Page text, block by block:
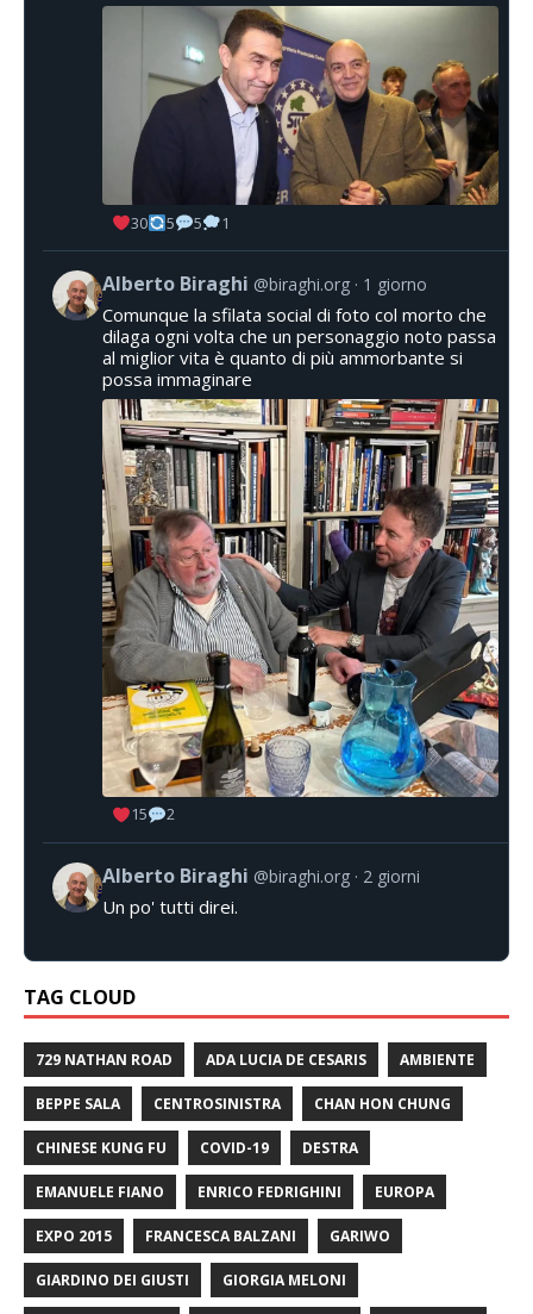
30 5 5 1
Alberto Biraghi @biraghi.org 1 giorno
Comunque la sfilata social di foto col morto che
dilaga ogni volta che un personaggio noto passa
al miglior vita è quanto di più ammorbante si
possa immaginare
15 2
Alberto Biraghi @biraghi.org 2 giorni
Un po' tutti direi.
TAG CLOUD
729 NATHAN ROAD ADA LUCIA DE CESARIS AMBIENTE
BEPPE SALA CENTROSINISTRA CHAN HON CHUNG
CHINESE KUNG FU COVID-19 DESTRA
EMANUELE FIANO ENRICO FEDRIGHINI EUROPA
EXPO 2015 FRANCESCA BALZANI GARIWO
GIARDINO DEI GIUSTI GIORGIA MELONI